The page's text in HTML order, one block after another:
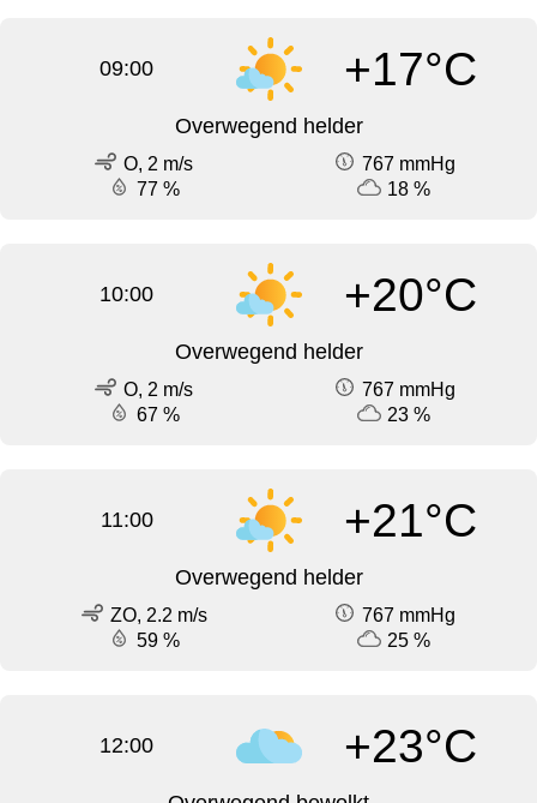
09:00 +17°C
Overwegend helder
O, 2 m/s
767 mmHg
77 %
18 %
10:00 +20°C
Overwegend helder
O, 2 m/s
767 mmHg
67 %
23 %
11:00 +21°C
Overwegend helder
ZO, 2.2 m/s
767 mmHg
59 %
25 %
12:00 +23°C